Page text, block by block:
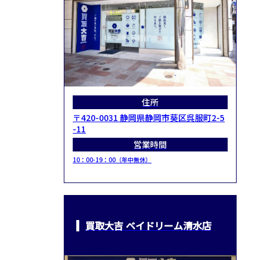
住所
〒420-0031 静岡県静岡市葵区呉服町2-5
-11
営業時間
10：00-19：00（年中無休）
買取大吉 ベイドリーム清水店